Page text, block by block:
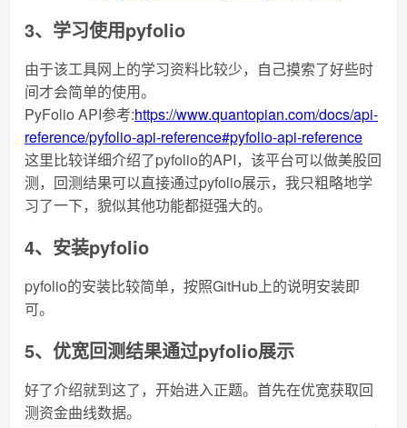
3、学习使用pyfolio
由于该工具网上的学习资料比较少，自己摸索了好些时
间才会简单的使用。
PyFolio API参考:https://www.quantopian.com/docs/api-
reference/pyfolio-api-reference#pyfolio-api-reference
这里比较详细介绍了pyfolio的API，该平台可以做美股回
测，回测结果可以直接通过pyfolio展示，我只粗略地学
习了一下，貌似其他功能都挺强大的。
4、安装pyfolio
pyfolio的安装比较简单，按照GitHub上的说明安装即
可。
5、优宽回测结果通过pyfolio展示
好了介绍就到这了，开始进入正题。首先在优宽获取回
测资金曲线数据。